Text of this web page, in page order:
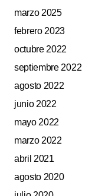
marzo 2025
febrero 2023
octubre 2022
septiembre 2022
agosto 2022
junio 2022
mayo 2022
marzo 2022
abril 2021
agosto 2020